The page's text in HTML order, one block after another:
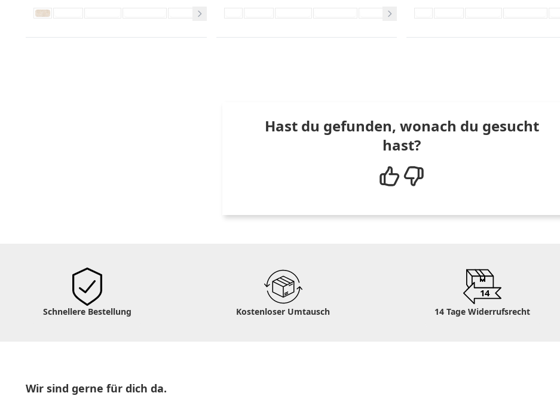
Hast du gefunden, wonach du gesucht
hast?
Schnellere Bestellung Kostenloser Umtausch
14
14 Tage Widerrufsrecht
Wir sind gerne für dich da.